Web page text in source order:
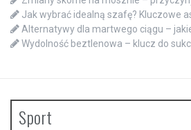
Jak wybrać idealną szafę? Kluczowe
Alternatywy dla martwego ciągu –
Wydolność beztlenowa – klucz do
Sport